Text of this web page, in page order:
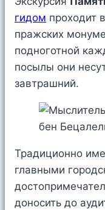
гидом проходит
пражских
подноготной
посылы они
завтрашний.
Традиционно
главными
доносить до